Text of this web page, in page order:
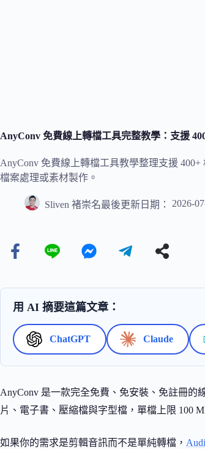
AnyConv 免費線上轉檔工具完整教學：支援
AnyConv 免費線上轉檔工具教學整理支援
檔案處理或素材製作。
Sliven 褚崇名最後更新日期： 2026-
用 AI 摘要這篇文章：
ChatGPT Claude
AnyConv 是一款完全免費、免安裝、免註冊的
片、電子書、壓縮檔與字型檔，單檔上限 100
如果你的需求是剪輯音訊而不是單純轉檔，